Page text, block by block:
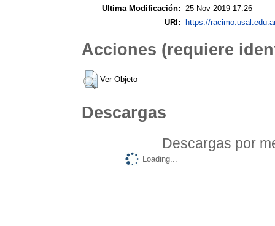
Ultima Modificación: 25 Nov 2019 17:26
URI:
https://
Acciones (requiere
Ver Objeto
Descargas
Descargas por
Loading...